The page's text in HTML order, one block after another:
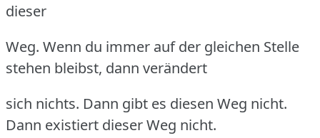
dieser
Weg. Wenn du immer auf der gleichen Stelle
stehen bleibst, dann verändert
sich nichts. Dann gibt es diesen Weg nicht.
Dann existiert dieser Weg nicht.